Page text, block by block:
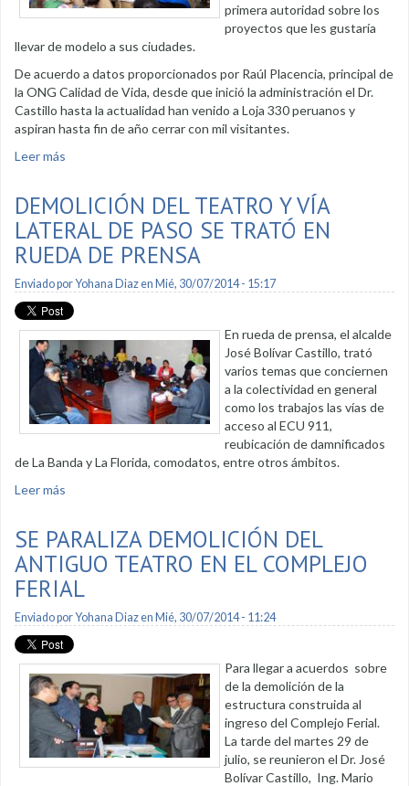
primera autoridad sobre los
proyectos que les gustaría
llevar de modelo a sus ciudades.
De acuerdo a datos proporcionados por Raúl Placencia, principal de
la ONG Calidad de Vida, desde que inició la administración el Dr.
Castillo hasta la actualidad han venido a Loja 330 peruanos y
aspiran hasta fin de año cerrar con mil visitantes.
Leer más
DEMOLICIÓN DEL TEATRO Y VÍA
LATERAL DE PASO SE TRATÓ EN
RUEDA DE PRENSA
Enviado porYohana Diazen Mié, 30/07/2014 - 15:17
En rueda de prensa, el alcalde
José Bolívar Castillo, trató
varios temas que conciernen
a la colectividad en general
como los trabajos las vías de
acceso al ECU 911,
reubicación de damnificados
de La Banda y La Florida, comodatos, entre otros ámbitos.
Leer más
SE PARALIZA DEMOLICIÓN DEL
ANTIGUO TEATRO EN EL COMPLEJO
FERIAL
Enviado porYohana Diazen Mié, 30/07/2014 - 11:24
Para llegar a acuerdos sobre
de la demolición de la
estructura construida al
ingreso del Complejo Ferial.
La tarde del martes 29 de
julio, se reunieron el Dr. José
Bolívar Castillo, Ing. Mario